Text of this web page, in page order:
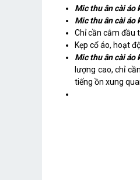
Mic thu ân cài áo
Mic thu ân cài áo
Chỉ cần cắm đầu
Kẹp cổ áo, hoạt
Mic thu ân cài áo
lượng cao, chỉ
tiếng ồn xung